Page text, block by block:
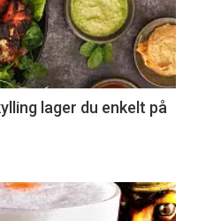
lager du enkelt på